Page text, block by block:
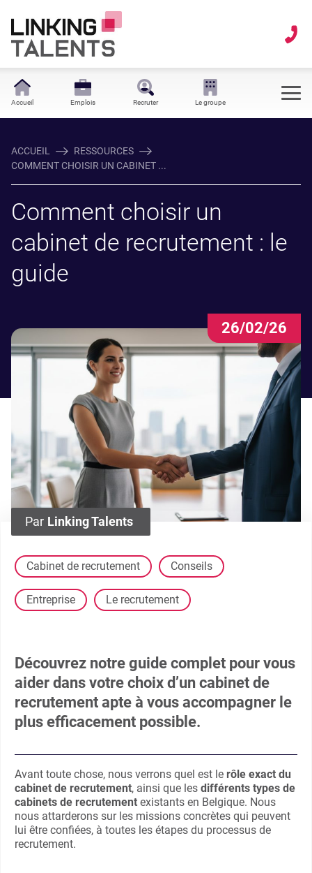
Accueil Emplois Recruter Le groupe
ACCUEIL
RESSOURCES
COMMENT CHOISIR UN CABINET ...
Comment choisir un
cabinet de recrutement : le
guide
26/02/26
Par Linking Talents
Cabinet de recrutement Conseils
Entreprise Le recrutement
Découvrez notre guide complet pour vous
aider dans votre choix d’un cabinet de
recrutement apte à vous accompagner le
plus efficacement possible.
Avant toute chose, nous verrons quel est le rôle exact du
cabinet de recrutement, ainsi que les différents types de
cabinets de recrutement existants en Belgique. Nous
nous attarderons sur les missions concrètes qui peuvent
lui être confiées, à toutes les étapes du processus de
recrutement.